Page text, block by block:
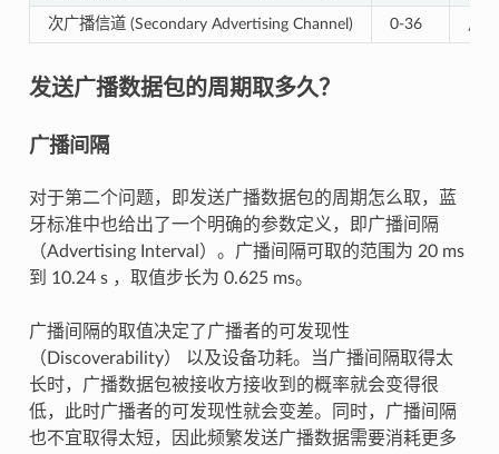
次广播信道 (Secondary Advertising Channel) 0-36 用
发送广播数据包的周期取多久？
广播间隔
对于第二个问题，即发送广播数据包的周期怎么取，蓝
牙标准中也给出了一个明确的参数定义，即广播间隔
（Advertising Interval）。广播间隔可取的范围为 20 ms
到 10.24 s ，取值步长为 0.625 ms。
广播间隔的取值决定了广播者的可发现性
（Discoverability） 以及设备功耗。当广播间隔取得太
长时，广播数据包被接收方接收到的概率就会变得很
低，此时广播者的可发现性就会变差。同时，广播间隔
也不宜取得太短，因此频繁发送广播数据需要消耗更多